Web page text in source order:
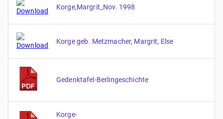
Korge,Margrit_Nov. 1998
Korge geb. Metzmacher, Margrit, Else
Gedenktafel-Berlingeschichte
Korge-